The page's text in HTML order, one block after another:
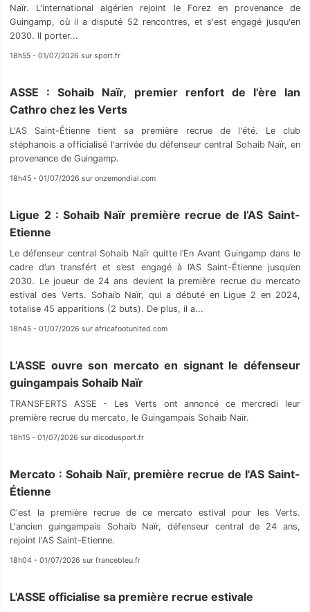
Naïr. L'international algérien rejoint le Forez en provenance de
Guingamp, où il a disputé 52 rencontres, et s'est engagé jusqu'en
2030. Il porter...
18h55 - 01/07/2026 sur sport.fr
ASSE : Sohaib Naïr, premier renfort de l'ère Ian
Cathro chez les Verts
L'AS Saint-Étienne tient sa première recrue de l'été. Le club
stéphanois a officialisé l'arrivée du défenseur central Sohaib Naïr, en
provenance de Guingamp.
18h45 - 01/07/2026 sur onzemondial.com
Ligue 2 : Sohaib Naïr première recrue de l’AS Saint-
Etienne
Le défenseur central Sohaib Naïr quitte l’En Avant Guingamp dans le
cadre d’un transfért et s’est engagé à l’AS Saint-Étienne jusqu’en
2030. Le joueur de 24 ans devient la première recrue du mercato
estival des Verts. Sohaib Naïr, qui a débuté en Ligue 2 en 2024,
totalise 45 apparitions (2 buts). De plus, il a...
18h45 - 01/07/2026 sur africafootunited.com
L’ASSE ouvre son mercato en signant le défenseur
guingampais Sohaib Naïr
TRANSFERTS ASSE - Les Verts ont annoncé ce mercredi leur
première recrue du mercato, le Guingampais Sohaib Naïr.
18h15 - 01/07/2026 sur dicodusport.fr
Mercato : Sohaib Naïr, première recrue de l'AS Saint-
Étienne
C'est la première recrue de ce mercato estival pour les Verts.
L'ancien guingampais Sohaib Naïr, défenseur central de 24 ans,
rejoint l'AS Saint-Etienne.
18h04 - 01/07/2026 sur francebleu.fr
L'ASSE officialise sa première recrue estivale